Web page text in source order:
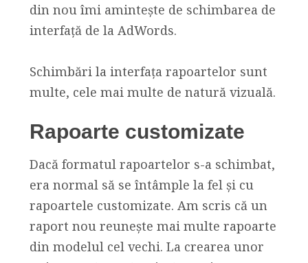
din nou îmi amintește de schimbarea de
interfață de la AdWords.
Schimbări la interfața rapoartelor sunt
multe, cele mai multe de natură vizuală.
Rapoarte customizate
Dacă formatul rapoartelor s-a schimbat,
era normal să se întâmple la fel și cu
rapoartele customizate. Am scris că un
raport nou reunește mai multe rapoarte
din modelul cel vechi. La crearea unor